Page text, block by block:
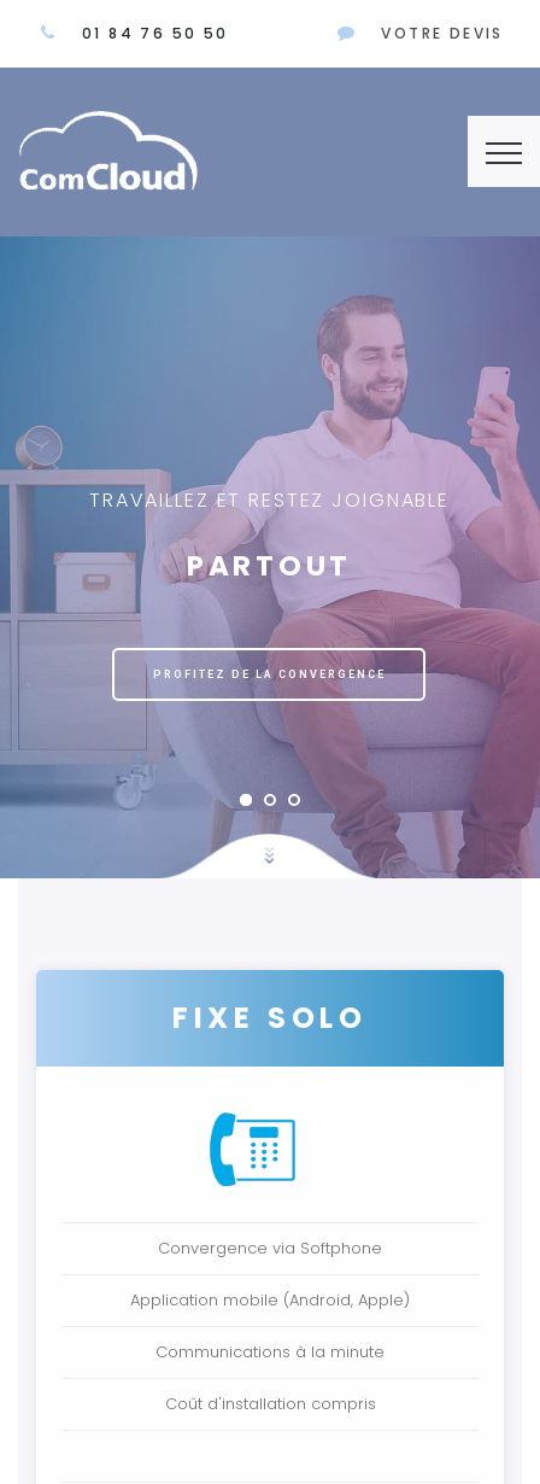
01 84 76 50 50 VOTRE DEVIS
TRAVAILLEZ ET RESTEZ JOIGNABLE
PARTOUT
PROFITEZ DE LA CONVERGENCE
FIXE SOLO
Convergence via Softphone
Application mobile (Android, Apple)
Communications à la minute
Coût d'installation compris